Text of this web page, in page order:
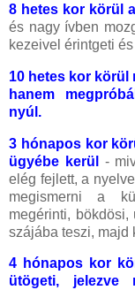
8 hetes kor körül
és nagy ívben
kezeivel érintgeti
10 hetes kor körül
hanem
nyúl.
3 hónapos kor
ügyébe kerül
-
elég fejlett, a
megismerni a
megérinti,
szájába teszi, majd
4 hónapos kor
ütögeti, jelezve